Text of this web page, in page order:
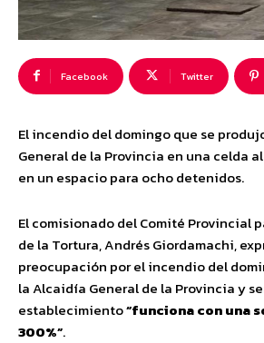
Facebook Twitter
El incendio del domingo que se
General de la Provincia en una celda
en un espacio para ocho detenidos.
El comisionado del Comité Provincial
de la Tortura, Andrés Giordamachi,
preocupación por el incendio del
la Alcaidía General de la Provincia y
establecimiento“funciona con una
300%”.